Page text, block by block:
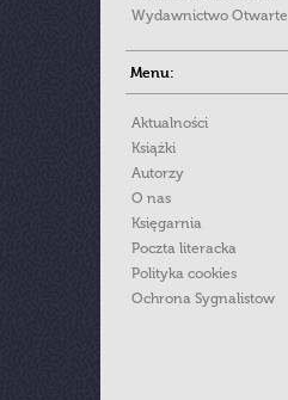
Wydawnictwo Otwarte
Menu:
Aktualności
Książki
Autorzy
O nas
Księgarnia
Poczta literacka
Polityka cookies
Ochrona Sygnalistow